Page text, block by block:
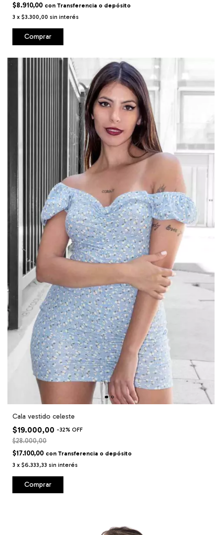
$8.910,00 con Transferencia o depósito
3 x $3.300,00 sin interés
Comprar
Cala vestido celeste
$19.000,00 -32% OFF
$28.000,00
$17.100,00 con Transferencia o depósito
3 x $6.333,33 sin interés
Comprar